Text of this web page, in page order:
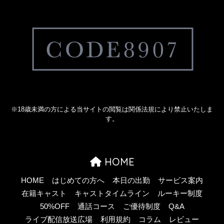
※18歳未満の方による当サイトの閲覧は関係法規により禁止いたしま
す。
HOME
HOME はじめての方へ 本日の出勤
サービス案内
在籍キャスト
キャストタイムライン
ルーキー制度
50%OFF
通話コース ご優待制度
Q&A
ライブ配信放送広場
利用規約 コラム レビュー